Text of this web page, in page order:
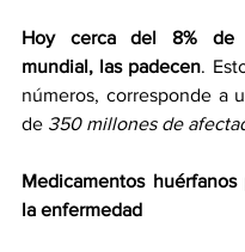
Hoy cerca del 8% de
mundial, las padecen.
números, corresponde a
de 350 millones de
Medicamentos huérfanos
la enfermedad